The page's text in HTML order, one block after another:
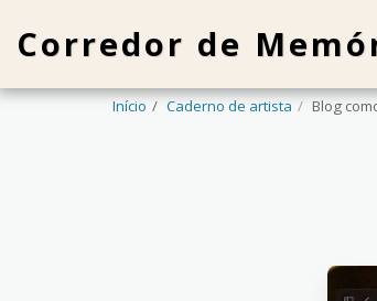
Corredor de
Início Caderno de artista Blog